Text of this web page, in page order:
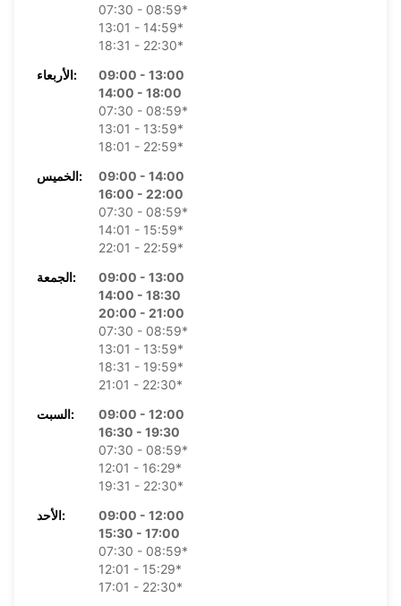
07:30 - 08:59*
13:01 - 14:59*
18:31 - 22:30*
الأربعاء:
09:00 - 13:00
14:00 - 18:00
07:30 - 08:59*
13:01 - 13:59*
18:01 - 22:59*
الخميس:
09:00 - 14:00
16:00 - 22:00
07:30 - 08:59*
14:01 - 15:59*
22:01 - 22:59*
الجمعة:
09:00 - 13:00
14:00 - 18:30
20:00 - 21:00
07:30 - 08:59*
13:01 - 13:59*
18:31 - 19:59*
21:01 - 22:30*
السبت:
09:00 - 12:00
16:30 - 19:30
07:30 - 08:59*
12:01 - 16:29*
19:31 - 22:30*
الأحد:
09:00 - 12:00
15:30 - 17:00
07:30 - 08:59*
12:01 - 15:29*
17:01 - 22:30*